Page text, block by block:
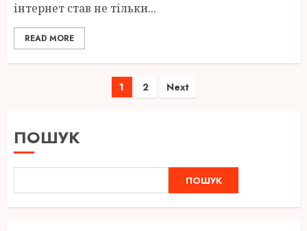
інтернет став не тільки...
READ MORE
Пагінація
1 2 Next
ПОШУК
ПОШУК